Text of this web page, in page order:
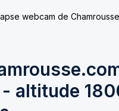
webcam de
altitude